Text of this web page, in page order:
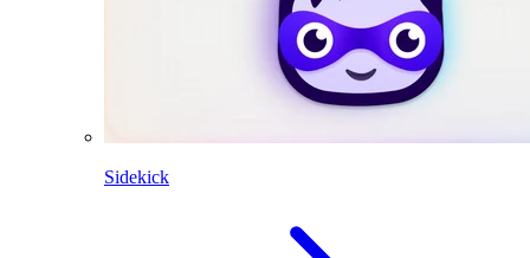
Sidekick